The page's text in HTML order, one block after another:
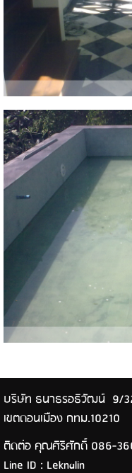
บริษัท ธนาธรอธิวัฒน์ 9/
เขตดอนเมือง กทม.10210
ติดต่อ คุณศิริศักดิ์ 086-
Line ID : Leknalin